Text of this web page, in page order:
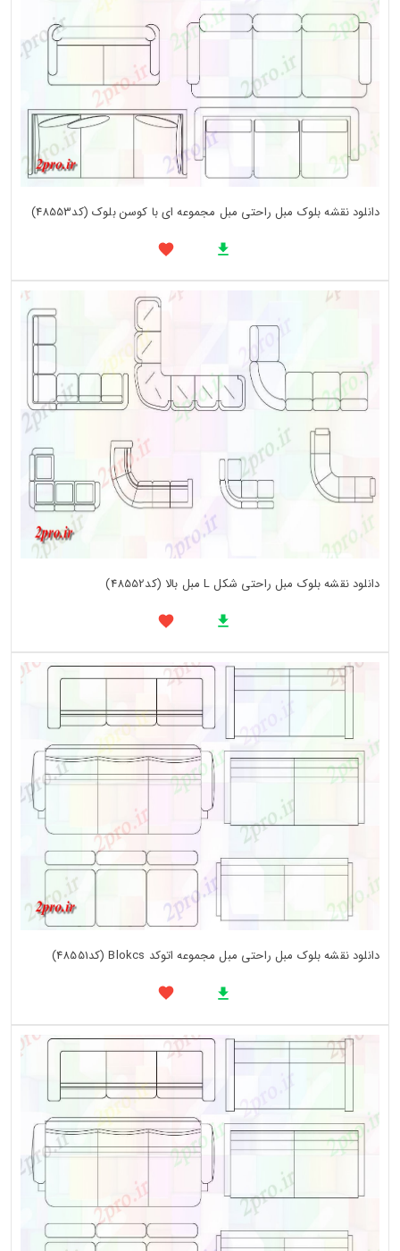
دانلود نقشه بلوک مبل راحتی مبل مجموعه ای با کوسن بلوک (کد48553)
دانلود نقشه بلوک مبل راحتی شکل L مبل بالا (کد48552)
دانلود نقشه بلوک مبل راحتی مبل مجموعه اتوکد Blokcs (کد48551)